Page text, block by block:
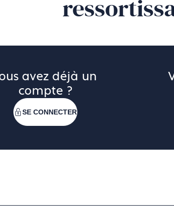
avez déjà un
compte ?
SE CONNECTER